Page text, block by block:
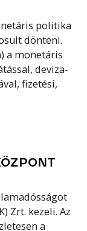
politika
dönteni.
a monetáris
deviza-
fizetési,
Zrt. kezeli. Az
a